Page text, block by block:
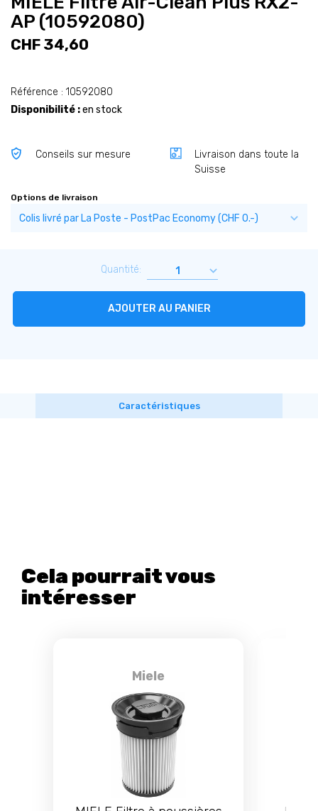
AP (10592080)
CHF 34,60
Référence : 10592080
Disponibilité :en stock
Conseils sur mesure
Livraison dans toute la
Suisse
Options de livraison
Quantité:
AJOUTER AU PANIER
Caractéristiques
Cela pourrait vous
intéresser
Miele